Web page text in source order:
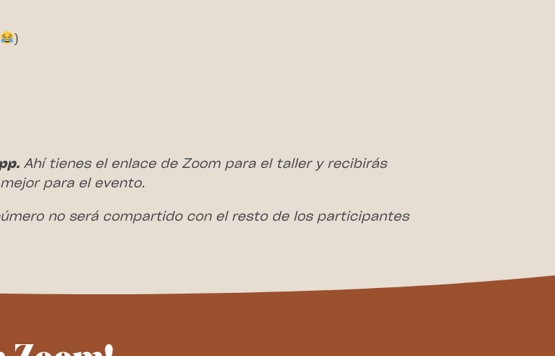
)
Ahí tienes el enlace de Zoom para el taller y recibirás
para el evento.
no será compartido con el resto de los participantes